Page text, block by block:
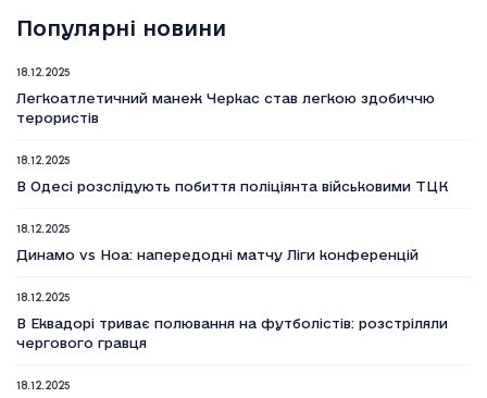
Популярні новини
18.12.2025
Легкоатлетичний манеж Черкас став легкою здобиччю
терористів
18.12.2025
В Одесі розслідують побиття поліціянта військовими ТЦК
18.12.2025
Динамо vs Ноа: напередодні матчу Ліги конференцій
18.12.2025
В Еквадорі триває полювання на футболістів: розстріляли
чергового гравця
18.12.2025